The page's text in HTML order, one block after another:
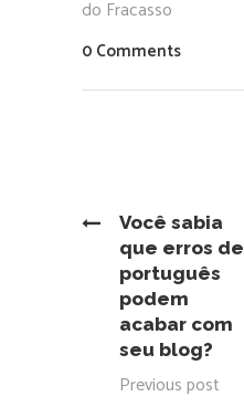
do Fracasso
0 Comments
Você sabia
que erros de
português
podem
acabar com
seu blog?
Previous post